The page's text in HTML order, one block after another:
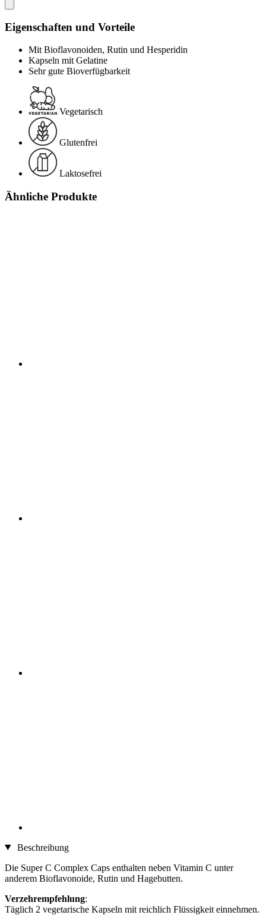
Eigenschaften und Vorteile
Mit Bioflavonoiden, Rutin und Hesperidin
Kapseln mit Gelatine
Sehr gute Bioverfügbarkeit
Vegetarisch
Glutenfrei
Laktosefrei
Ähnliche Produkte
Beschreibung
Die Super C Complex Caps enthalten neben Vitamin C unter
anderem Bioflavonoide, Rutin und Hagebutten.
Verzehrempfehlung:
Täglich 2 vegetarische Kapseln mit reichlich Flüssigkeit einnehmen.